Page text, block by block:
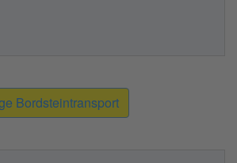
Bordsteintransport